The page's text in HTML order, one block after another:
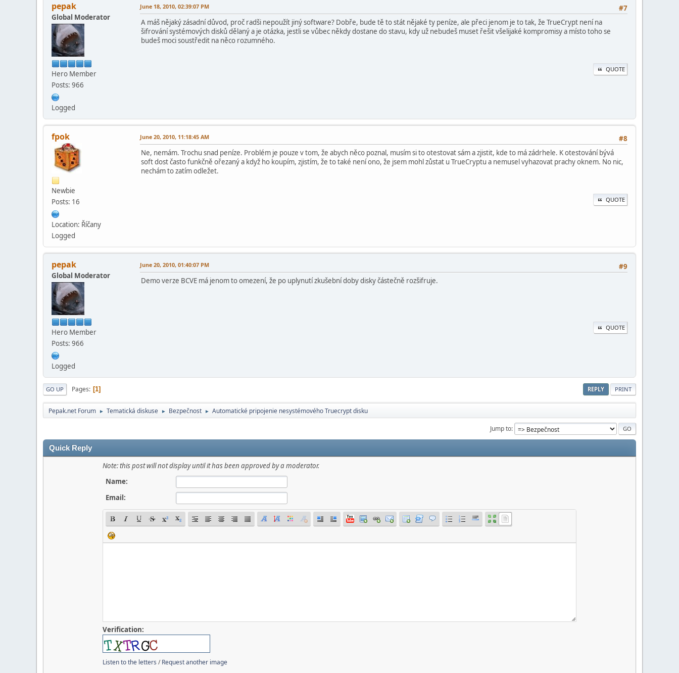
pepak
Global Moderator
Hero Member
Posts: 966
Logged
#7
June 18, 2010, 02:39:07 PM
A máš nějaký zásadní důvod, proč radši nepoužít jiný software? Dobře, bude tě to stát nějaké ty peníze, ale přeci jenom je to tak, že TrueCrypt není na
šifrování systémových disků dělaný a je otázka, jestli se vůbec někdy dostane do stavu, kdy už nebudeš muset řešit všelijaké kompromisy a místo toho se
budeš moci soustředit na něco rozumného.
QUOTE
fpok
Newbie
Posts: 16
Location: Říčany
Logged
#8
June 20, 2010, 11:18:45 AM
Ne, nemám. Trochu snad peníze. Problém je pouze v tom, že abych něco poznal, musím si to otestovat sám a zjistit, kde to má zádrhele. K otestování bývá
soft dost často funkčně ořezaný a když ho koupím, zjistím, že to také není ono, že jsem mohl zůstat u TrueCryptu a nemusel vyhazovat prachy oknem. No nic,
nechám to zatím odležet.
QUOTE
pepak
Global Moderator
Hero Member
Posts: 966
Logged
#9
June 20, 2010, 01:40:07 PM
Demo verze BCVE má jenom to omezení, že po uplynutí zkušební doby disky částečně rozšifruje.
QUOTE
REPLY PRINT
GO UP Pages 1
Pepak.net Forum ► Tematická diskuse ► Bezpečnost ► Automatické pripojenie nesystémového Truecrypt disku
Jump to
Quick Reply
Note: this post will not display until it has been approved by a moderator.
Name:
Email:
Verification:
Listen to the letters /Request another image